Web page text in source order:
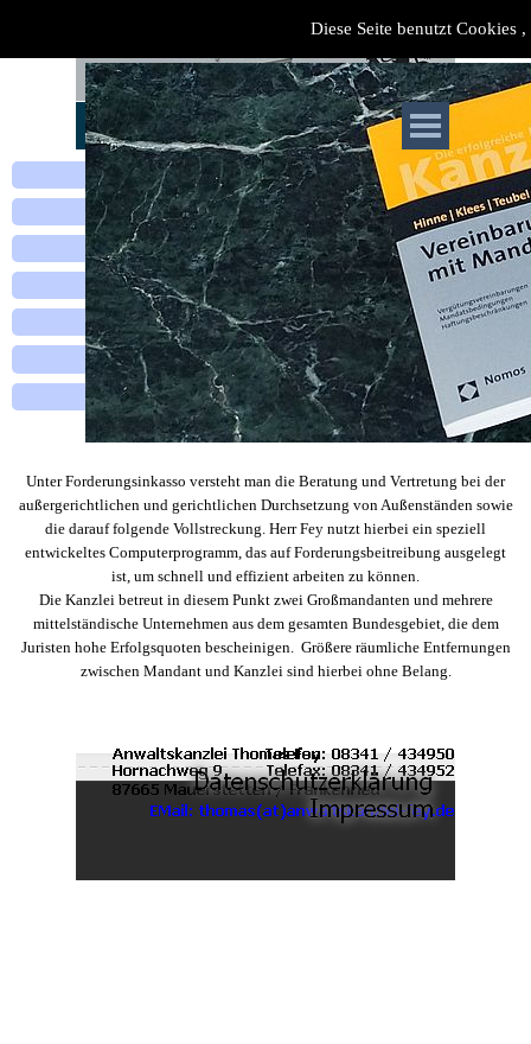
Diese Seite benutzt Cookies
Inkasso/Vertragsrecht
Verkehrsrecht,Ansprüche sichern/abwehren
Strafrecht,Owi-Recht
Arbeitsrecht
Familienrecht,Erbrecht
Baurecht,Mietrecht
Beratung
Inkassorecht und Zwangsvollstreckung
Unter Forderungsinkasso versteht man die Beratung und Vertretung bei der
außergerichtlichen und gerichtlichen Durchsetzung von Außenständen sowie
die darauf folgende Vollstreckung. Herr Fey nutzt hierbei ein speziell
entwickeltes Computerprogramm, das auf Forderungsbeitreibung ausgelegt
ist, um schnell und effizient arbeiten zu können.
Die Kanzlei betreut in diesem Punkt zwei Großmandanten und mehrere
mittelständische Unternehmen aus dem gesamten Bundesgebiet, die dem
Juristen hohe Erfolgsquoten bescheinigen. Größere räumliche Entfernungen
zwischen Mandant und Kanzlei sind hierbei ohne Belang.